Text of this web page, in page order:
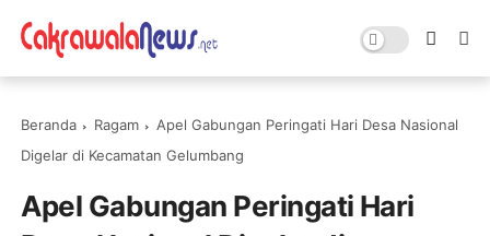
Beranda Ragam
Apel Gabungan Peringati Hari Desa Nasional
Digelar di Kecamatan Gelumbang
Apel Gabungan Peringati Hari